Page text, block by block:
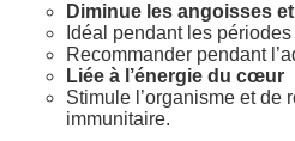
Diminue les angoisses
Idéal pendant les
Recommander pendant
Liée à l’énergie du cœur
Stimule l’organisme et de
immunitaire.